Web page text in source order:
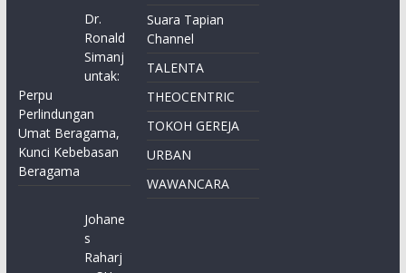
Dr.
Ronald
Simanj
untak:
Perpu
Perlindungan
Umat Beragama,
Kunci Kebebasan
Beragama
Johane
s
Raharj
Suara Tapian
Channel
TALENTA
THEOCENTRIC
TOKOH GEREJA
URBAN
WAWANCARA